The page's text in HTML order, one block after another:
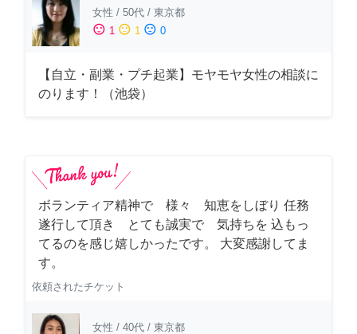
女性 / 50代 / 東京都
sentiment_satisfied 1 sentiment_neutral 1 sentiment_dissatisfied 0
【自立・副業・プチ起業】モヤモヤ女性の相談に
のります！（池袋）
ボランティア精神で 様々 知恵をしぼり 任務
遂行して頂き とても誠実で 気持ちを 込もっ
てるのを感じ嬉しかったです。 大変感謝してま
す。
依頼されたチケット
女性 / 40代 / 東京都